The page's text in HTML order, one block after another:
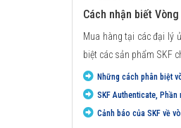
Cách nhận biết
Mua hàng tại các đại lý
biệt các sản phẩm SKF
Những cách phân biệt
SKF Authenticate,
Cảnh báo của SKF về